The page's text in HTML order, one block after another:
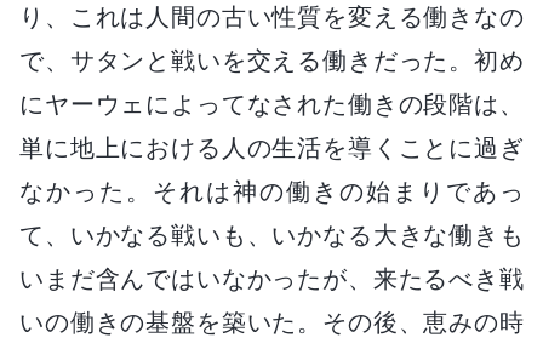
り、これは人間の古い性質を変える働きなの
で、サタンと戦いを交える働きだった。初め
にヤーウェによってなされた働きの段階は、
単に地上における人の生活を導くことに過ぎ
なかった。それは神の働きの始まりであっ
て、いかなる戦いも、いかなる大きな働きも
いまだ含んではいなかったが、来たるべき戦
いの働きの基盤を築いた。その後、恵みの時